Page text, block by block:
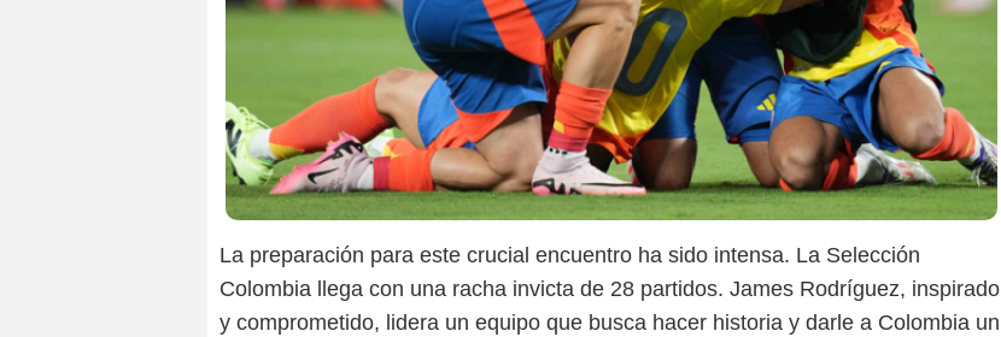
La preparación para este crucial encuentro ha sido intensa. La Selección
Colombia llega con una racha invicta de 28 partidos. James Rodríguez, inspirado
y comprometido, lidera un equipo que busca hacer historia y darle a Colombia un
Marvel Studios